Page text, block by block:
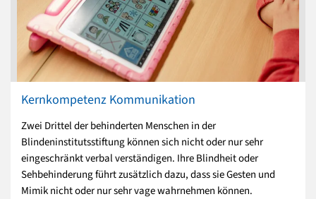
Kernkompetenz Kommunikation
Zwei Drittel der behinderten Menschen in der
Blindeninstitutsstiftung können sich nicht oder nur sehr
eingeschränkt verbal verständigen. Ihre Blindheit oder
Sehbehinderung führt zusätzlich dazu, dass sie Gesten und
Mimik nicht oder nur sehr vage wahrnehmen können.